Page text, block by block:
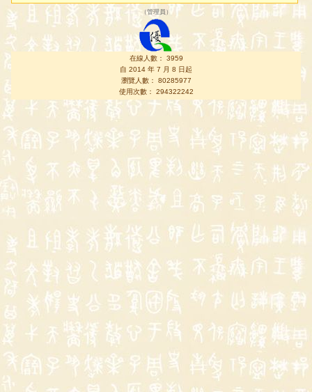
（管理員 ）
在線人數： 3959
自 2014 年 7 月 8 日起
瀏覽人數： 80285977
使用次數： 294322242